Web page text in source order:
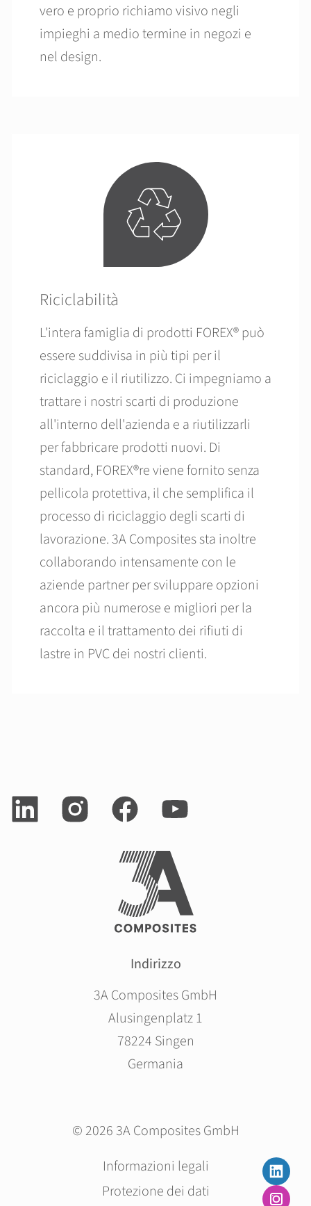
vero e proprio richiamo visivo negli
impieghi a medio termine in negozi e
nel design.
Riciclabilità
L'intera famiglia di prodotti FOREX® può
essere suddivisa in più tipi per il
riciclaggio e il riutilizzo. Ci impegniamo a
trattare i nostri scarti di produzione
all'interno dell'azienda e a riutilizzarli
per fabbricare prodotti nuovi. Di
standard, FOREX®re viene fornito senza
pellicola protettiva, il che semplifica il
processo di riciclaggio degli scarti di
lavorazione. 3A Composites sta inoltre
collaborando intensamente con le
aziende partner per sviluppare opzioni
ancora più numerose e migliori per la
raccolta e il trattamento dei rifiuti di
lastre in PVC dei nostri clienti.
Indirizzo
3A Composites GmbH
Alusingenplatz 1
78224 Singen
Germania
© 2026 3A Composites GmbH
Salta
Informazioni legali
Protezione dei dati